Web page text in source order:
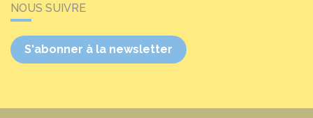
NOUS SUIVRE
S'abonner à la newsletter